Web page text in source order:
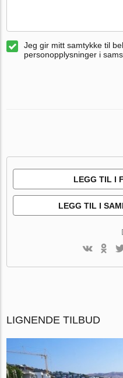
Jeg gir mitt samtykke til
personopplysninger i
LEGG TIL I
LEGG TIL I
LIGNENDE TILBUD